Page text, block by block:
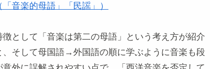
音楽的母語」「民謡」）
として「音楽は第二の母語」という考え方が紹介
そして母国語→外国語の順に学ぶように音楽も段